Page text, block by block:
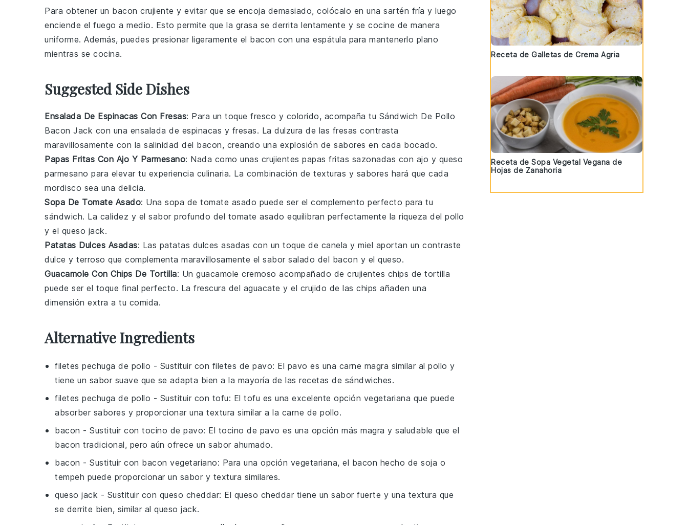
Para obtener un bacon crujiente y evitar que se encoja demasiado, colócalo en una sartén fría y luego
enciende el fuego a medio. Esto permite que la grasa se derrita lentamente y se cocine de manera
uniforme. Además, puedes presionar ligeramente el bacon con una espátula para mantenerlo plano
mientras se cocina.
Suggested Side Dishes
Ensalada De Espinacas Con Fresas: Para un toque fresco y colorido, acompaña tu Sándwich De Pollo
Bacon Jack con una ensalada de espinacas y fresas. La dulzura de las fresas contrasta
maravillosamente con la salinidad del bacon, creando una explosión de sabores en cada bocado.
Papas Fritas Con Ajo Y Parmesano: Nada como unas crujientes papas fritas sazonadas con ajo y queso
parmesano para elevar tu experiencia culinaria. La combinación de texturas y sabores hará que cada
mordisco sea una delicia.
Sopa De Tomate Asado: Una sopa de tomate asado puede ser el complemento perfecto para tu
sándwich. La calidez y el sabor profundo del tomate asado equilibran perfectamente la riqueza del pollo
y el queso jack.
Patatas Dulces Asadas: Las patatas dulces asadas con un toque de canela y miel aportan un contraste
dulce y terroso que complementa maravillosamente el sabor salado del bacon y el queso.
Guacamole Con Chips De Tortilla: Un guacamole cremoso acompañado de crujientes chips de tortilla
puede ser el toque final perfecto. La frescura del aguacate y el crujido de las chips añaden una
dimensión extra a tu comida.
Alternative Ingredients
filetes pechuga de pollo - Sustituir con filetes de pavo: El pavo es una carne magra similar al pollo y
tiene un sabor suave que se adapta bien a la mayoría de las recetas de sándwiches.
filetes pechuga de pollo - Sustituir con tofu: El tofu es una excelente opción vegetariana que puede
absorber sabores y proporcionar una textura similar a la carne de pollo.
bacon - Sustituir con tocino de pavo: El tocino de pavo es una opción más magra y saludable que el
bacon tradicional, pero aún ofrece un sabor ahumado.
bacon - Sustituir con bacon vegetariano: Para una opción vegetariana, el bacon hecho de soja o
tempeh puede proporcionar un sabor y textura similares.
queso jack - Sustituir con queso cheddar: El queso cheddar tiene un sabor fuerte y una textura que
se derrite bien, similar al queso jack.
Receta de Galletas de Crema Agria
Receta de Sopa Vegetal Vegana de
Hojas de Zanahoria